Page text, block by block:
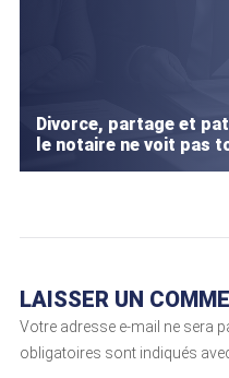
Divorce, partage et
le notaire ne voit pas
LAISSER UN
Votre adresse e-mail ne sera
obligatoires sont indiqués